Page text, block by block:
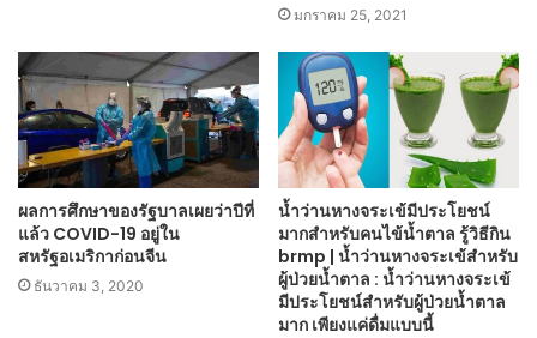
มกราคม 25, 2021
ผลการศึกษาของรัฐบาลเผยว่าปีที่
แล้ว COVID-19 อยู่ใน
สหรัฐอเมริกาก่อนจีน
ธันวาคม 3, 2020
น้ำว่านหางจระเข้มีประโยชน์
มากสำหรับคนไข้น้ำตาล รู้วิธีกิน
brmp | น้ำว่านหางจระเข้สำหรับ
ผู้ป่วยน้ำตาล : น้ำว่านหางจระเข้
มีประโยชน์สำหรับผู้ป่วยน้ำตาล
มาก เพียงแค่ดื่มแบบนี้